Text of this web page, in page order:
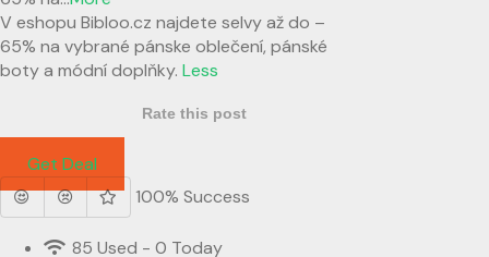
V eshopu Bibloo.cz najdete selvy až do –
65% na vybrané pánske oblečení, pánské
boty a módní doplňky. Less
Rate this post
Get Deal
100% Success
85 Used - 0 Today